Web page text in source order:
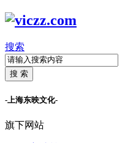
搜索
搜 索
-上海东映文化-
旗下网站